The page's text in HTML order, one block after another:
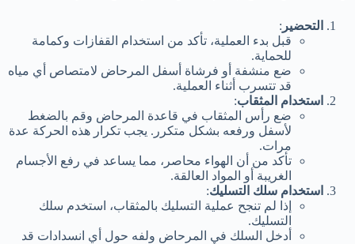
التحضير :
قبل بدء العملية، تأكد من استخدام القفازات وكمامة
للحماية.
ضع منشفة أو فرشاة أسفل المرحاض لامتصاص أي مياه
قد تتسرب أثناء العملية.
استخدام المثقاب:
ضع رأس المثقاب في قاعدة المرحاض وقم بالضغط
لأسفل ورفعه بشكل متكرر. يجب تكرار هذه الحركة عدة
مرات.
تأكد من أن الهواء محاصر، مما يساعد في رفع الأجسام
الغريبة أو المواد العالقة.
استخدام سلك التسليك:
إذا لم تنجح عملية التسليك بالمثقاب، استخدم سلك
التسليك.
أدخل السلك في المرحاض ولفه حول أي انسدادات قد